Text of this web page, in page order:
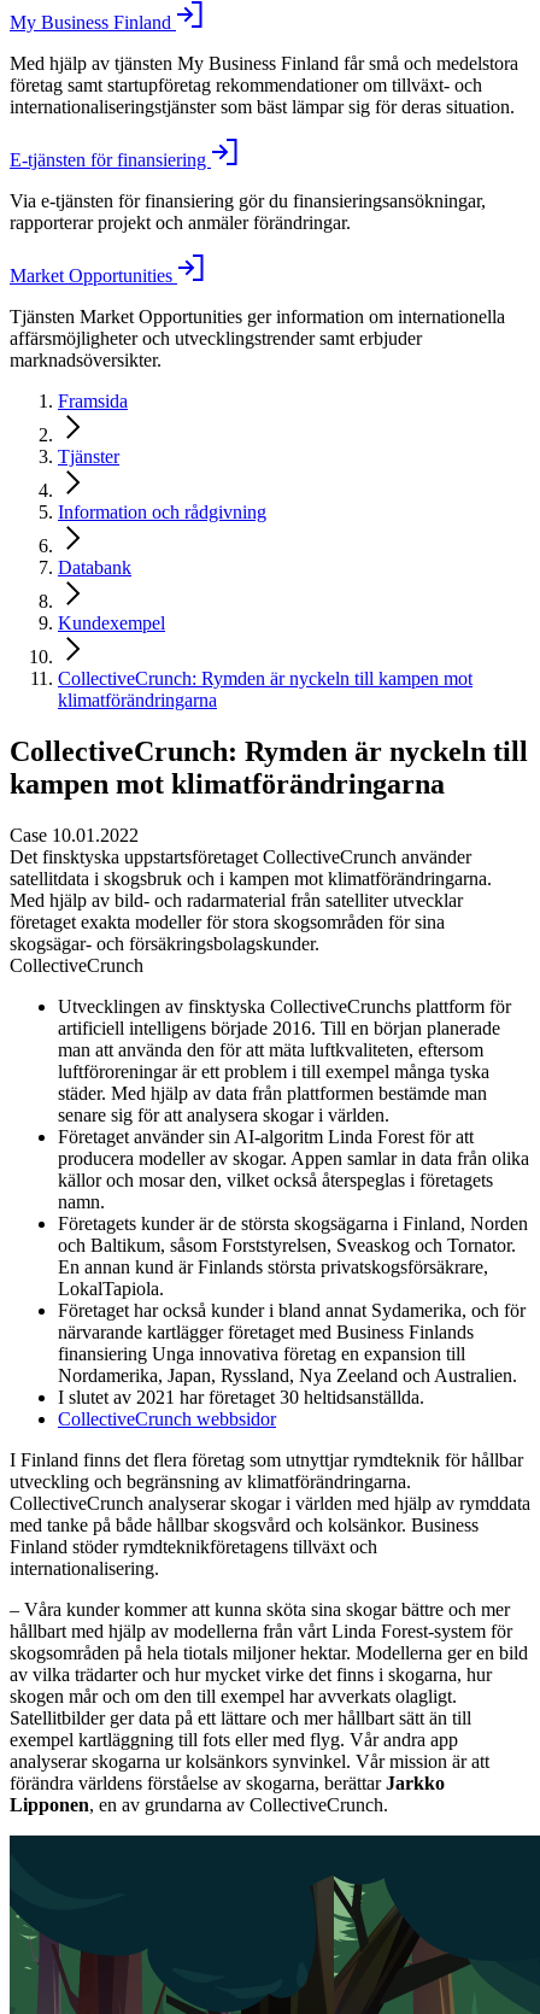
My Business Finland
Med hjälp av tjänsten My Business Finland får små och medelstora
företag samt startupföretag rekommendationer om tillväxt- och
internationaliseringstjänster som bäst lämpar sig för deras situation.
E-tjänsten för finansiering
Via e-tjänsten för finansiering gör du finansieringsansökningar,
rapporterar projekt och anmäler förändringar.
Market Opportunities
Tjänsten Market Opportunities ger information om internationella
affärsmöjligheter och utvecklingstrender samt erbjuder
marknadsöversikter.
Framsida
Tjänster
Information och rådgivning
Databank
Kundexempel
CollectiveCrunch: Rymden är nyckeln till kampen mot
klimatförändringarna
CollectiveCrunch: Rymden är nyckeln till
kampen mot klimatförändringarna
Case 10.01.2022
Det finsktyska uppstartsföretaget CollectiveCrunch använder
satellitdata i skogsbruk och i kampen mot klimatförändringarna.
Med hjälp av bild- och radarmaterial från satelliter utvecklar
företaget exakta modeller för stora skogsområden för sina
skogsägar- och försäkringsbolagskunder.
CollectiveCrunch
Utvecklingen av finsktyska CollectiveCrunchs plattform för
artificiell intelligens började 2016. Till en början planerade
man att använda den för att mäta luftkvaliteten, eftersom
luftföroreningar är ett problem i till exempel många tyska
städer. Med hjälp av data från plattformen bestämde man
senare sig för att analysera skogar i världen.
Företaget använder sin AI-algoritm Linda Forest för att
producera modeller av skogar. Appen samlar in data från olika
källor och mosar den, vilket också återspeglas i företagets
namn.
Företagets kunder är de största skogsägarna i Finland, Norden
och Baltikum, såsom Forststyrelsen, Sveaskog och Tornator.
En annan kund är Finlands största privatskogsförsäkrare,
LokalTapiola.
Företaget har också kunder i bland annat Sydamerika, och för
närvarande kartlägger företaget med Business Finlands
finansiering Unga innovativa företag en expansion till
Nordamerika, Japan, Ryssland, Nya Zeeland och Australien.
I slutet av 2021 har företaget 30 heltidsanställda.
CollectiveCrunch webbsidor
I Finland finns det flera företag som utnyttjar rymdteknik för hållbar
utveckling och begränsning av klimatförändringarna.
CollectiveCrunch analyserar skogar i världen med hjälp av rymddata
med tanke på både hållbar skogsvård och kolsänkor. Business
Finland stöder rymdteknikföretagens tillväxt och
internationalisering.
– Våra kunder kommer att kunna sköta sina skogar bättre och mer
hållbart med hjälp av modellerna från vårt Linda Forest-system för
skogsområden på hela tiotals miljoner hektar. Modellerna ger en bild
av vilka trädarter och hur mycket virke det finns i skogarna, hur
skogen mår och om den till exempel har avverkats olagligt.
Satellitbilder ger data på ett lättare och mer hållbart sätt än till
exempel kartläggning till fots eller med flyg. Vår andra app
analyserar skogarna ur kolsänkors synvinkel. Vår mission är att
förändra världens förståelse av skogarna, berättarJarkko
Lipponen, en av grundarna av CollectiveCrunch.